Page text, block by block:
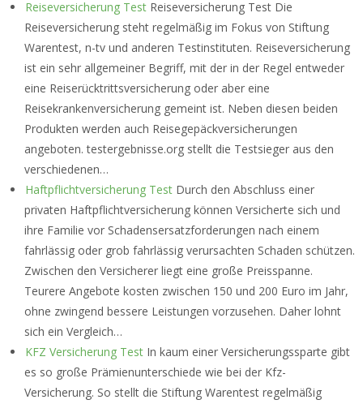
Reiseversicherung Test Reiseversicherung Test Die
Reiseversicherung steht regelmäßig im Fokus von Stiftung
Warentest, n-tv und anderen Testinstituten. Reiseversicherung
ist ein sehr allgemeiner Begriff, mit der in der Regel entweder
eine Reiserücktrittsversicherung oder aber eine
Reisekrankenversicherung gemeint ist. Neben diesen beiden
Produkten werden auch Reisegepäckversicherungen
angeboten. testergebnisse.org stellt die Testsieger aus den
verschiedenen…
Haftpflichtversicherung Test Durch den Abschluss einer
privaten Haftpflichtversicherung können Versicherte sich und
ihre Familie vor Schadensersatzforderungen nach einem
fahrlässig oder grob fahrlässig verursachten Schaden schützen.
Zwischen den Versicherer liegt eine große Preisspanne.
Teurere Angebote kosten zwischen 150 und 200 Euro im Jahr,
ohne zwingend bessere Leistungen vorzusehen. Daher lohnt
sich ein Vergleich…
KFZ Versicherung Test In kaum einer Versicherungssparte gibt
es so große Prämienunterschiede wie bei der Kfz-
Versicherung. So stellt die Stiftung Warentest regelmäßig